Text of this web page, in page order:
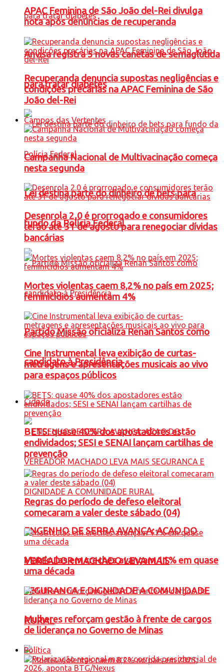
Anvisa registra 5 novas canetas de semaglutida
para tratar diabetes
Lei destina parte do dinheiro de bets para
fundo da Polícia Federal
Partido Missão oficializa Renan Santos como
candidato à Presidência
Cidade
ENGENHO DE SERRA AVANÇA: ACAO DO
VEREADOR MACHADO LEVA MAIS
SEGURANCA E DIGNIDADE A COMUNIDADE
RURAL
APAC Feminina de São João del-Rei divulga
nota após denúncias de recuperanda
Recuperanda denuncia supostas negligências e
condições precárias na APAC Feminina de São
João del-Rei
Campos das Vertentes
Campanha Nacional de Multivacinação começa
nesta segunda
Desenrola 2.0 é prorrogado e consumidores
terão até 31 de agosto para renegociar dívidas
bancárias
Mortes violentas caem 8,2% no país em 2025;
feminicídios aumentam 4%
Cine Instrumental leva exibição de curtas-
metragens e apresentações musicais ao vivo
para espaços públicos
BETS: quase 40% dos apostadores estão
endividados; SESI e SENAI lançam cartilhas de
prevenção
Regras do período de defeso eleitoral
comecaram a valer deste sábado (04)
Matrículas em creches avançam 11% em quase
uma década
Mulheres reforçam gestão à frente de cargos
de liderança no Governo de Minas
Política